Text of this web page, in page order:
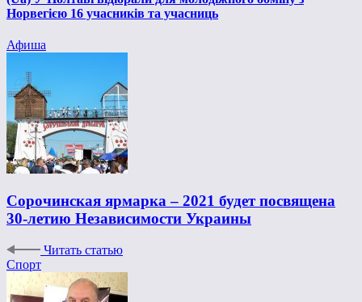
Норвегією 16 учасників та учасниць
Афиша
Сорочинская ярмарка – 2021 будет посвящена
30-летию Независимости Украины
Читать статью
Спорт